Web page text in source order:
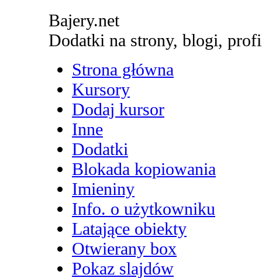
Bajery.net
Dodatki na strony, blogi,
Strona główna
Kursory
Dodaj kursor
Inne
Dodatki
Blokada kopiowania
Imieniny
Info. o użytkowniku
Latające obiekty
Otwierany box
Pokaz slajdów